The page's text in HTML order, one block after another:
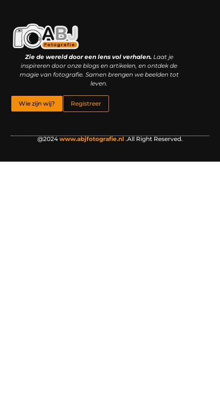
Zie de wereld door een lens vol verhalen.Laat je
inspireren door onze blogs en artikelen, en ontdek de
magie van fotografie. Samen brengen we beelden tot
leven.
Wie zijn wij? Registreer
@2024 www.abjfotografie.nl .All Right Reserved.